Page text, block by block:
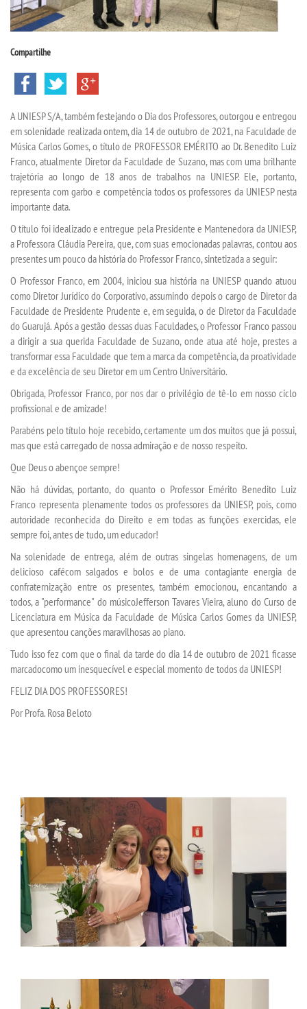
VESTIBULAR
INSCREVA-SE
TRANSFERÊNCIA
SEGUNDA GRADUAÇÃO
MATRÍCULA
EDITAL
PUBLICAÇÕES
DESTAQUES
UNIESP NEWS
REPOSITÓRIO
REGULAMENTOS
PORTARIAS
CPA
PDI
TCC
MANUAIS
REGIMENTOS
MONITORIA
EDITAIS
WEBMAIL
PORTAL DE ALUNOS
PORTAL DE PROFESSORES/ACADÊMICO
UNIESP
Compartilhe
A UNIESPS/A,tambémfestejando o Dia dos Professores, outorgou e entregou
em solenidade realizada ontem, dia 14 de outubro de 2021, na Faculdade de
Música Carlos Gomes, o título de PROFESSOR EMÉRITO ao Dr. Benedito Luiz
Franco, atualmente Diretor da Faculdade de Suzano, mas com uma brilhante
trajetória ao longo de 18 anos de trabalhos na UNIESP. Ele, portanto,
representa com garbo e competência todos os professores da UNIESP nesta
importante data.
O título foi idealizadoeentregue pela Presidente e Mantenedora da UNIESP,
a Professora Cláudia Pereira, que,comsuas emocionadas palavras, contou aos
presentes um poucoda história do Professor Franco, sintetizada a seguir:
O Professor Franco, em 2004, iniciou sua história na UNIESP quando atuou
como Diretor Jurídico do Corporativo, assumindo depois o cargo de Diretor da
Faculdade de Presidente Prudente e, em seguida,o de Diretorda Faculdade
do Guarujá. Apósa gestão dessas duas Faculdades, o Professor Franco passou
a dirigir a sua querida Faculdade de Suzano,onde atua até hoje, prestes a
transformar essa Faculdade que tem a marca da competência, da proatividade
e da excelência de seu Diretor em um Centro Universitário.
Obrigada, Professor Franco, por nos dar o privilégio de tê-lo em nosso ciclo
profissional e de amizade!
Parabéns pelo título hoje recebido, certamente um dos muitos que já possui,
mas que está carregado de nossa admiração e de nosso respeito.
Que Deus o abençoe sempre!
Não há dúvidas, portanto, do quanto o Professor Emérito Benedito Luiz
Franco representa plenamente todos os professores da UNIESP, pois, como
autoridade reconhecida do Direito e em todas as funções exercidas,ele
sempre foi, antes de tudo, um educador!
Na solenidade de entrega, além deoutras singelas homenagens, de um
delicioso cafécom salgados e bolos e deuma contagianteenergiade
confraternização entre os presentes, também emocionou, encantando a
todos, a "performance" do músicoJefferson Tavares Vieira, aluno do Curso de
Licenciatura em Música da Faculdade de Música Carlos Gomes da UNIESP,
que apresentou canções maravilhosas ao piano.
Tudo issofez com que o final da tarde do dia 14 de outubro de 2021 ficasse
marcadocomo um inesquecível e especial momento de todos da UNIESP!
FELIZ DIA DOS PROFESSORES!
Por Profa. Rosa Beloto